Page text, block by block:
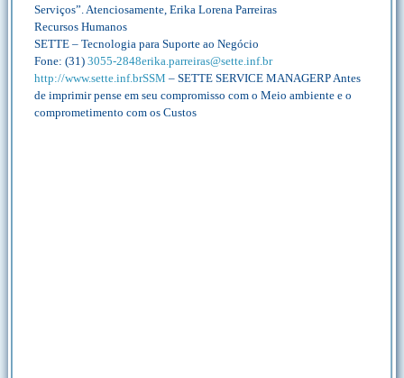
Serviços”. Atenciosamente, Erika Lorena Parreiras
Recursos Humanos
SETTE – Tecnologia para Suporte ao Negócio
Fone: (31) 3055-2848erika.parreiras@sette.inf.br
http://www.sette.inf.brSSM – SETTE SERVICE MANAGERP Antes
de imprimir pense em seu compromisso com o Meio ambiente e o
comprometimento com os Custos